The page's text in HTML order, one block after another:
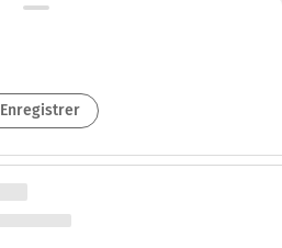
Enregistrer